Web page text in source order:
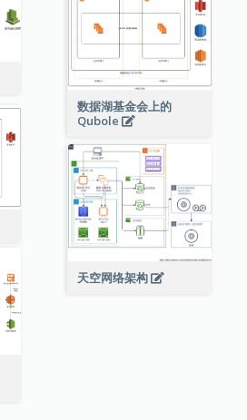
数据湖基金会上的
Qubole
天空网络架构